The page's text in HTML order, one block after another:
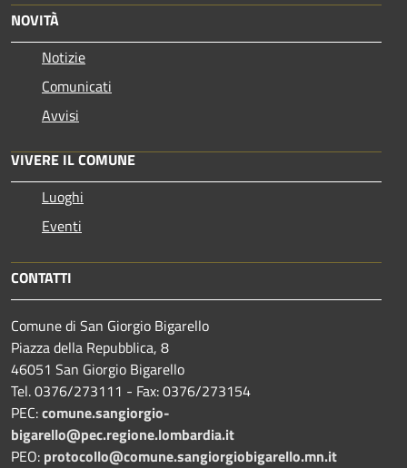
NOVITÀ
Notizie
Comunicati
Avvisi
VIVERE IL COMUNE
Luoghi
Eventi
CONTATTI
Comune di San Giorgio Bigarello
Piazza della Repubblica, 8
46051 San Giorgio Bigarello
Tel. 0376/273111 - Fax: 0376/273154
PEC:comune.sangiorgio-
bigarello@pec.regione.lombardia.it
PEO: protocollo@comune.sangiorgiobigarello.mn.it